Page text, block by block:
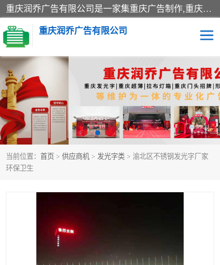
重庆润乔广告有限公司是一家集重庆广告制作,重庆标识标牌,亚克力发光字,led发光字,树脂发光字,超薄灯箱,拉布灯箱,吸塑灯箱,门头招牌,企业形象墙,写真喷绘,x展架,拉网展架,广告展架,条幅,锦旗设计,制作,施工,维护为一体的专业化广告公司.
重庆润乔广告有限公司
当前位置： 首页 > 供应商机 > 发光字类 > 渝北区不锈钢发光字厂家
环保卫生
招牌类 发光字类
灯箱类 形象墙类
标识标牌类 写真喷绘类
展架 条幅